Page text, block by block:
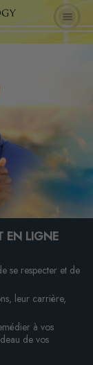
EN LIGNE
se respecter et de
leur carrière,
à vos
de vos